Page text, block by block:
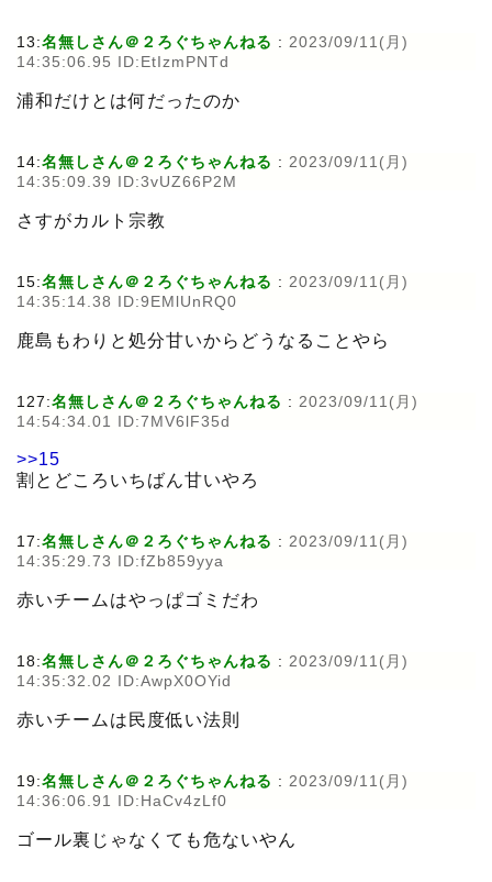
13:名無しさん＠２ろぐちゃんねる : 2023/09/11(月)
14:35:06.95 ID:EtIzmPNTd
浦和だけとは何だったのか
14:名無しさん＠２ろぐちゃんねる : 2023/09/11(月)
14:35:09.39 ID:3vUZ66P2M
さすがカルト宗教
15:名無しさん＠２ろぐちゃんねる : 2023/09/11(月)
14:35:14.38 ID:9EMlUnRQ0
鹿島もわりと処分甘いからどうなることやら
127:名無しさん＠２ろぐちゃんねる : 2023/09/11(月)
14:54:34.01 ID:7MV6lF35d
>>15
割とどころいちばん甘いやろ
17:名無しさん＠２ろぐちゃんねる : 2023/09/11(月)
14:35:29.73 ID:fZb859yya
赤いチームはやっぱゴミだわ
18:名無しさん＠２ろぐちゃんねる : 2023/09/11(月)
14:35:32.02 ID:AwpX0OYid
赤いチームは民度低い法則
19:名無しさん＠２ろぐちゃんねる : 2023/09/11(月)
14:36:06.91 ID:HaCv4zLf0
ゴール裏じゃなくても危ないやん